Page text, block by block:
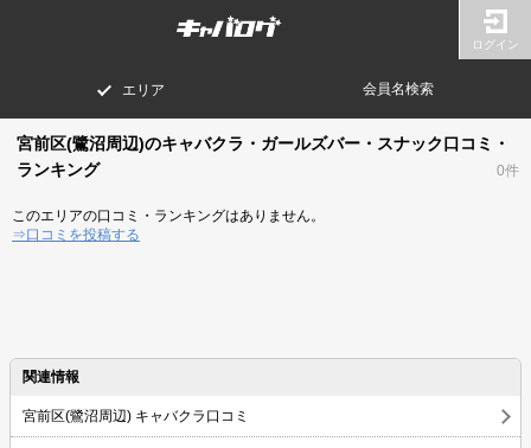
ログイン
エリア 会員名検索
宮前区(鷺沼周辺)のキャバクラ・ガールズバー・スナック口コミ・
ランキング
0件
このエリアの口コミ・ランキングはありません。
⇒口コミを投稿する
関連情報
宮前区(鷺沼周辺) キャバクラ口コミ